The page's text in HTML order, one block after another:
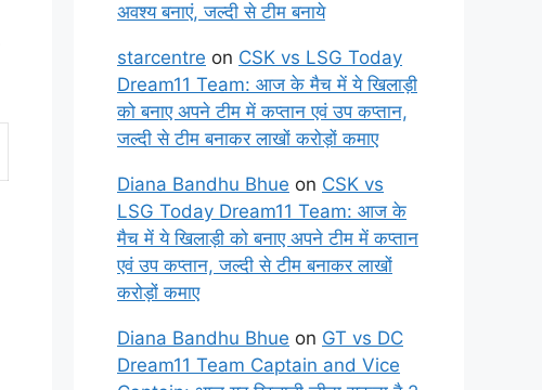
अवश्य बनाएं, जल्दी से टीम बनाये
starcentre on CSK vs LSG Today
Dream11 Team: आज के मैच में ये खिलाड़ी
को बनाए अपने टीम में कप्तान एवं उप कप्तान,
जल्दी से टीम बनाकर लाखों करोड़ों कमाए
Diana Bandhu Bhue on CSK vs
LSG Today Dream11 Team: आज के
मैच में ये खिलाड़ी को बनाए अपने टीम में कप्तान
एवं उप कप्तान, जल्दी से टीम बनाकर लाखों
करोड़ों कमाए
Diana Bandhu Bhue on GT vs DC
Dream11 Team Captain and Vice